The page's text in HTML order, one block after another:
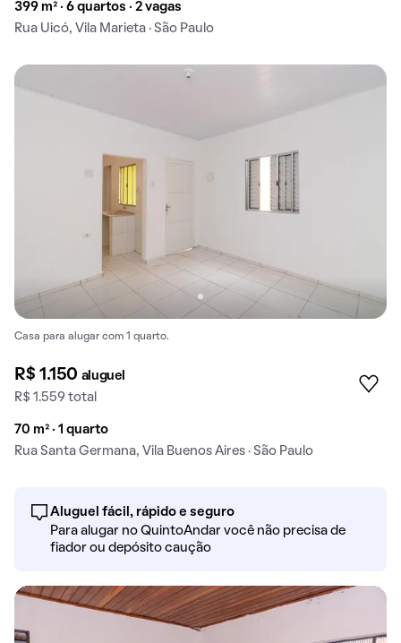
399 m² · 6 quartos · 2 vagas
Rua Uicó, Vila Marieta · São Paulo
Casa para alugar com 1 quarto.
R$ 1.150 aluguel
R$ 1.559 total
70 m² · 1 quarto
Rua Santa Germana, Vila Buenos Aires · São Paulo
Aluguel fácil, rápido e seguro
Para alugar no QuintoAndar você não precisa de
fiador ou depósito caução